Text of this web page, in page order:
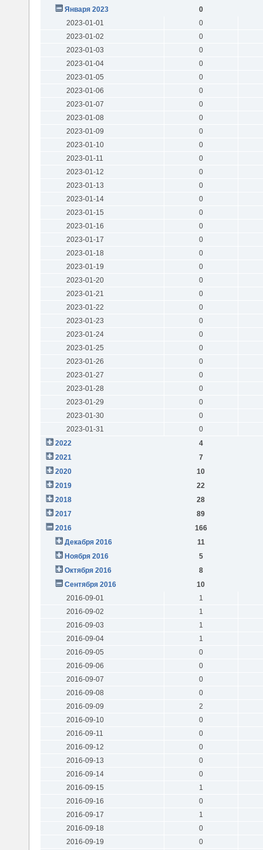
Января 2023
0
2023-01-01
0
2023-01-02
0
2023-01-03
0
2023-01-04
0
2023-01-05
0
2023-01-06
0
2023-01-07
0
2023-01-08
0
2023-01-09
0
2023-01-10
0
2023-01-11
0
2023-01-12
0
2023-01-13
0
2023-01-14
0
2023-01-15
0
2023-01-16
0
2023-01-17
0
2023-01-18
0
2023-01-19
0
2023-01-20
0
2023-01-21
0
2023-01-22
0
2023-01-23
0
2023-01-24
0
2023-01-25
0
2023-01-26
0
2023-01-27
0
2023-01-28
0
2023-01-29
0
2023-01-30
0
2023-01-31
0
2022
4
2021
7
2020
10
2019
22
2018
28
2017
89
2016
166
Декабря 2016
11
Ноября 2016
5
Октября 2016
8
Сентября 2016
10
2016-09-01
1
2016-09-02
1
2016-09-03
1
2016-09-04
1
2016-09-05
0
2016-09-06
0
2016-09-07
0
2016-09-08
0
2016-09-09
2
2016-09-10
0
2016-09-11
0
2016-09-12
0
2016-09-13
0
2016-09-14
0
2016-09-15
1
2016-09-16
0
2016-09-17
1
2016-09-18
0
2016-09-19
0